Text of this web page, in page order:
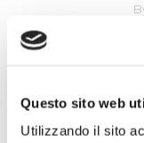
Questo sito web
Utilizzando il sito